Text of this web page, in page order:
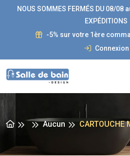
NOUS SOMMES FERMÉS DU 08/08
EXPÉDITIONS
-5% sur votre 1ère
Connexion
Aucun CARTOUCHE